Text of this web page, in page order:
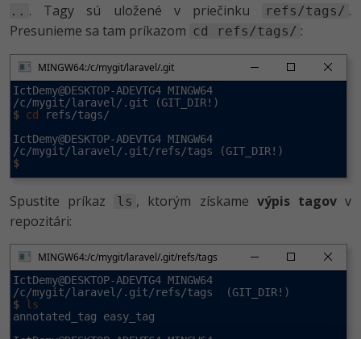
.. . Tagy sú uložené v priečinku refs/tags/ .
Presunieme sa tam príkazom cd refs/tags/ :
MINGW64:/c/mygit/laravel/.git
IctDemy@DESKTOP-ADEVTG4 MINGW64
$ cd
refs/tags/
IctDemy@DESKTOP-ADEVTG4 MINGW64
$
Spustite príkaz ls , ktorým získame výpis tagovv
repozitári:
MINGW64:/c/mygit/laravel/.git/refs/tags
IctDemy@DESKTOP-ADEVTG4 MINGW64
$ ls
annotated_tag easy_tag